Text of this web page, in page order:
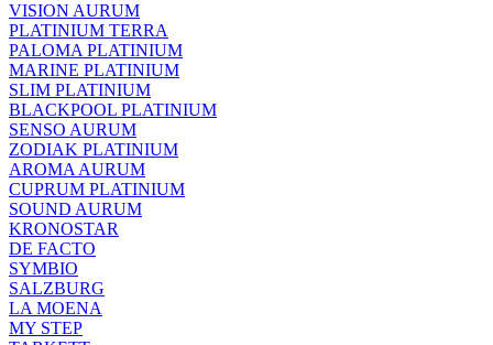
VISION AURUM
PLATINIUM TERRA
PALOMA PLATINIUM
MARINE PLATINIUM
SLIM PLATINIUM
BLACKPOOL PLATINIUM
SENSO AURUM
ZODIAK PLATINIUM
AROMA AURUM
CUPRUM PLATINIUM
SOUND AURUM
KRONOSTAR
DE FACTO
SYMBIO
SALZBURG
LA MOENA
MY STEP